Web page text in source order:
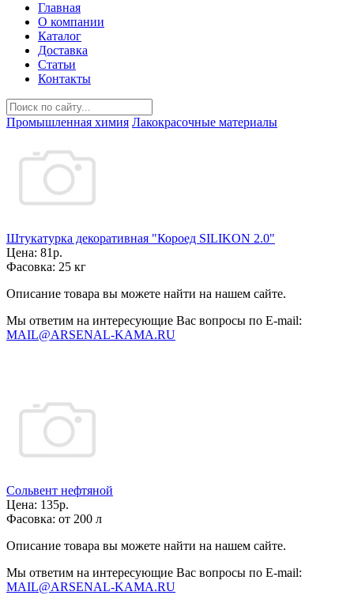
Главная
О компании
Каталог
Доставка
Статьи
Контакты
Промышленная химия Лакокрасочные материалы
Штукатурка декоративная "Короед SILIKON 2.0"
Цена: 81р.
Фасовка: 25 кг
Описание товара вы можете найти на нашем сайте.
Мы ответим на интересующие Вас вопросы по E-mail:
MAIL@ARSENAL-KAMA.RU
Сольвент нефтяной
Цена: 135р.
Фасовка: от 200 л
Описание товара вы можете найти на нашем сайте.
Мы ответим на интересующие Вас вопросы по E-mail:
MAIL@ARSENAL-KAMA.RU